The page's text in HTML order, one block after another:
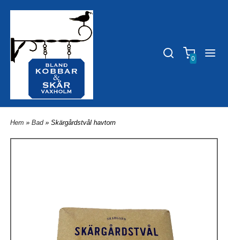
0
Hem » Bad » Skärgårdstvål havtorn